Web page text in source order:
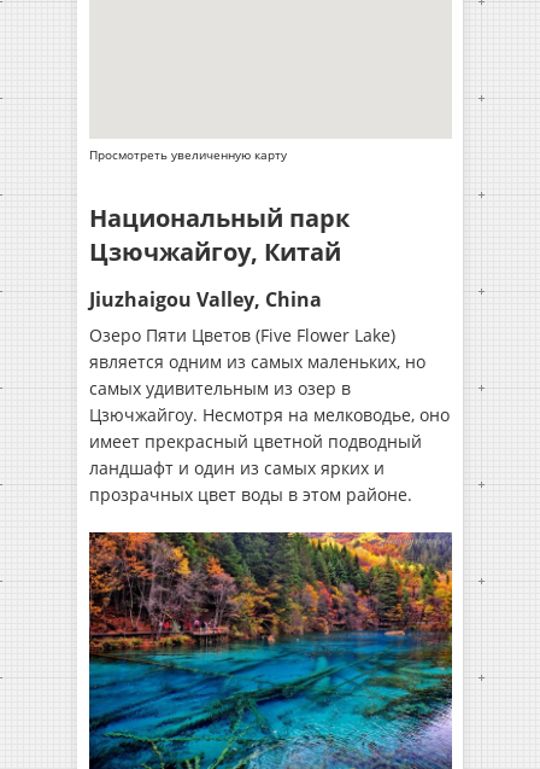
Просмотреть увеличенную карту
Национальный парк
Цзючжайгоу, Китай
Jiuzhaigou Valley, China
Озеро Пяти Цветов (Five Flower Lake)
является одним из самых маленьких, но
самых удивительным из озер в
Цзючжайгоу. Несмотря на мелководье, оно
имеет прекрасный цветной подводный
ландшафт и один из самых ярких и
прозрачных цвет воды в этом районе.